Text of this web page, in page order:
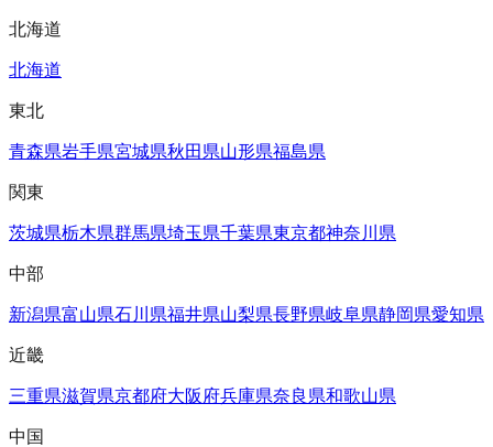
北海道
北海道
東北
青森県岩手県宮城県秋田県山形県福島県
関東
茨城県栃木県群馬県埼玉県千葉県東京都神奈川県
中部
新潟県富山県石川県福井県山梨県長野県岐阜県静岡県愛知県
近畿
三重県滋賀県京都府大阪府兵庫県奈良県和歌山県
中国